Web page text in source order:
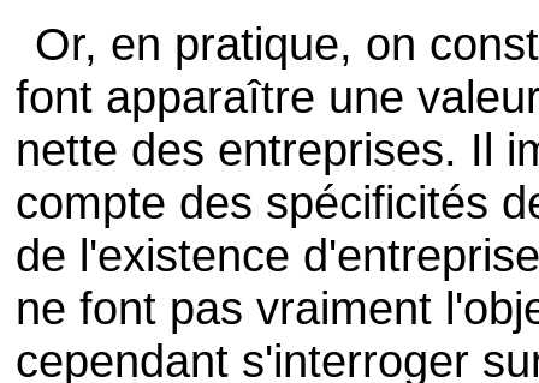
Or, en pratique, on
font apparaître une
nette des entreprises. Il
compte des spécificités
de l'existence
ne font pas vraiment
cependant s'interroger